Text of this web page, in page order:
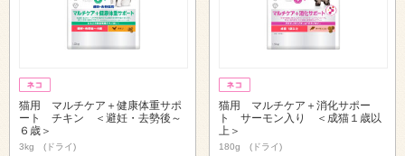
猫用 マルチケア＋健康体重サポ
ート チキン ＜避妊・去勢後～
６歳＞
3kg (ドライ)
猫用 マルチケア＋消化サポー
ト サーモン入り ＜成猫１歳以
上＞
180g (ドライ)